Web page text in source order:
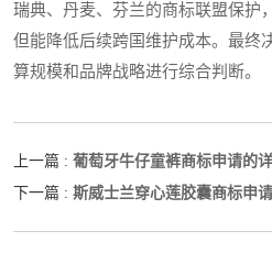
瑞典、丹麦、芬兰的商标联盟保护
但能降低后续跨国维护成本。最终
算规模和品牌战略进行综合判断。
上一篇 : 葡萄牙牛仔童裤商标申请的
下一篇 : 斯威士兰穿心莲胶囊商标申